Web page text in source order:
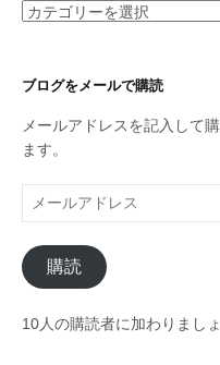
カ
リ
ブログをメールで購読
メールアドレスを記入して
ます。
ー
ル
ア
ド
レ
購読
10人の購読者に加わりまし